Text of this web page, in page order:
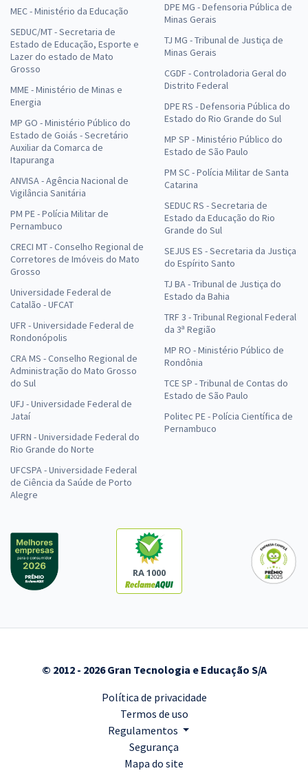
MEC - Ministério da Educação
SEDUC/MT - Secretaria de
Estado de Educação, Esporte e
Lazer do estado de Mato
Grosso
MME - Ministério de Minas e
Energia
MP GO - Ministério Público do
Estado de Goiás - Secretário
Auxiliar da Comarca de
Itapuranga
ANVISA - Agência Nacional de
Vigilância Sanitária
PM PE - Polícia Militar de
Pernambuco
CRECI MT - Conselho Regional de
Corretores de Imóveis do Mato
Grosso
Universidade Federal de
Catalão - UFCAT
UFR - Universidade Federal de
Rondonópolis
CRA MS - Conselho Regional de
Administração do Mato Grosso
do Sul
UFJ - Universidade Federal de
Jataí
UFRN - Universidade Federal do
Rio Grande do Norte
UFCSPA - Universidade Federal
de Ciência da Saúde de Porto
Alegre
DPE MG - Defensoria Pública de
Minas Gerais
TJ MG - Tribunal de Justiça de
Minas Gerais
CGDF - Controladoria Geral do
Distrito Federal
DPE RS - Defensoria Pública do
Estado do Rio Grande do Sul
MP SP - Ministério Público do
Estado de São Paulo
PM SC - Polícia Militar de Santa
Catarina
SEDUC RS - Secretaria de
Estado da Educação do Rio
Grande do Sul
SEJUS ES - Secretaria da Justiça
do Espírito Santo
TJ BA - Tribunal de Justiça do
Estado da Bahia
TRF 3 - Tribunal Regional Federal
da 3ª Região
MP RO - Ministério Público de
Rondônia
TCE SP - Tribunal de Contas do
Estado de São Paulo
Politec PE - Polícia Científica de
Pernambuco
RA 1000
© 2012 - 2026 Gran Tecnologia e Educação S/A
Política de privacidade
Termos de uso
Regulamentos
Segurança
Mapa do site